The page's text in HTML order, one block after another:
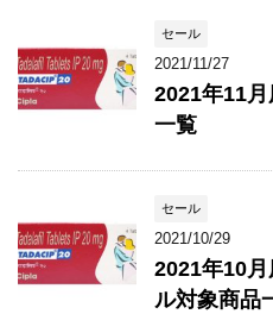
セール
2021/11/27
2021年11
一覧
セール
2021/10/29
2021年10
ル対象商品